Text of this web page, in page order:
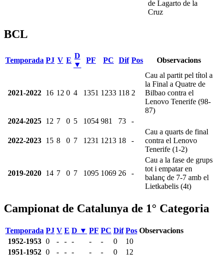
de Lagarto de la
Cruz
BCL
Temporada PJ V E
D
▼
PF PC Dif Pos Observacions
2021-2022 16 12 0 4 1351 1233 118 2
Cau al partit pel títol a
la Final a Quatre de
Bilbao contra el
Lenovo Tenerife (98-
87)
2024-2025 12 7 0 5 1054 981 73 -
2022-2023 15 8 0 7 1231 1213 18 -
Cau a quarts de final
contra el Lenovo
Tenerife (1-2)
2019-2020 14 7 0 7 1095 1069 26 -
Cau a la fase de grups
tot i empatar en
balanç de 7-7 amb el
Lietkabelis (4t)
Campionat de Catalunya de 1° Categoria
Temporada PJ V E D ▼ PF PC Dif Pos Observacions
1952-1953 0 - - - - - 0
10
1951-1952 0 - - - - - 0
12